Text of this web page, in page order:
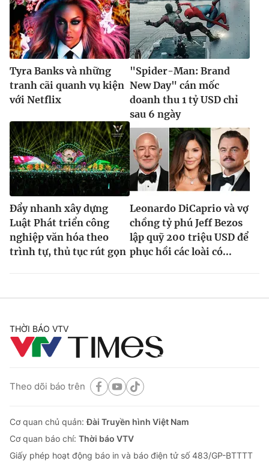
Tyra Banks và những
tranh cãi quanh vụ kiện
với Netflix
"Spider-Man: Brand
New Day" cán mốc
doanh thu 1 tỷ USD chỉ
sau 6 ngày
Đẩy nhanh xây dựng
Luật Phát triển công
nghiệp văn hóa theo
trình tự, thủ tục rút gọn
Leonardo DiCaprio và vợ
chồng tỷ phú Jeff Bezos
lập quỹ 200 triệu USD để
phục hồi các loài có...
THỜI BÁO VTV
Theo dõi báo trên
Cơ quan chủ quản:Đài Truyền hình Việt Nam
Cơ quan báo chí: Thời báo VTV
Giấy phép hoạt động báo in và báo điện tử số 483/GP-BTTTT